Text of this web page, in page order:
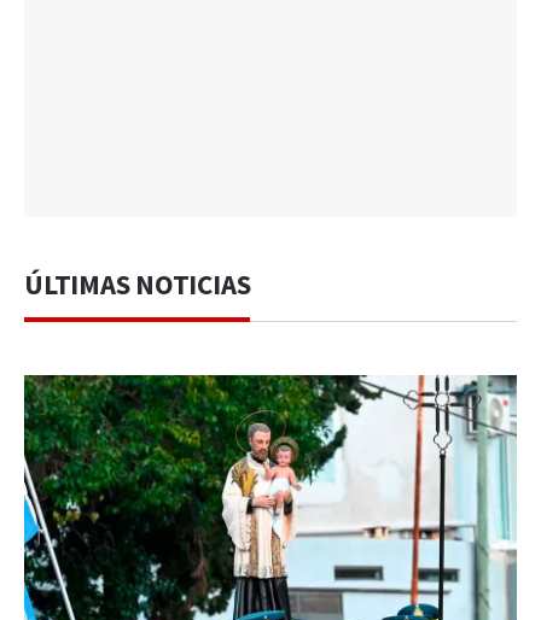
ÚLTIMAS NOTICIAS